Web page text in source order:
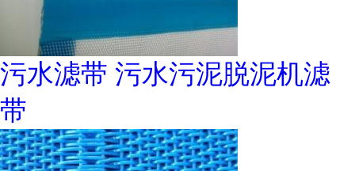
污水滤带 污水污泥脱泥机滤
带